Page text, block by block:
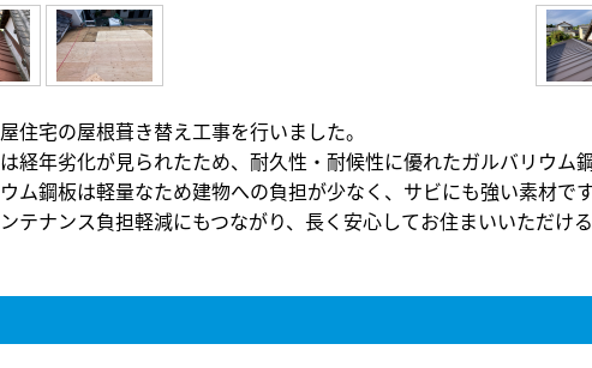
住宅の屋根葺き替え工事を行いました。
経年劣化が見られたため、耐久性・耐候性に優れたガルバリウム
ム鋼板は軽量なため建物への負担が少なく、サビにも強い素材です
テナンス負担軽減にもつながり、長く安心してお住まいいただけ